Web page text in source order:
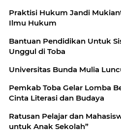
Praktisi Hukum Jandi
Ilmu Hukum
Bantuan Pendidikan Untuk
Unggul di Toba
Universitas Bunda Mulia
Pemkab Toba Gelar Lomba
Cinta Literasi dan Budaya
Ratusan Pelajar dan
untuk Anak Sekolah”